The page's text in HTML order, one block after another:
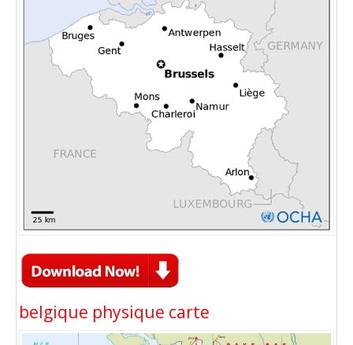
belgique physique carte